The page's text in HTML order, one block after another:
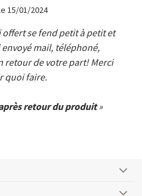
15/01/2024
se fend petit à petit et
mail, téléphoné,
retour de votre part! Merci
quoi faire.
retour du produit